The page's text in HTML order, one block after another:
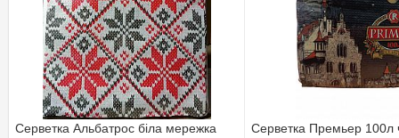
Серветка Альбатрос біла мережка
Серветка Премьер 100л